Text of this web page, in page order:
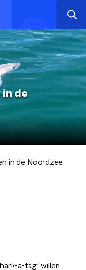
in de
in de Noordzee
a-tag' willen